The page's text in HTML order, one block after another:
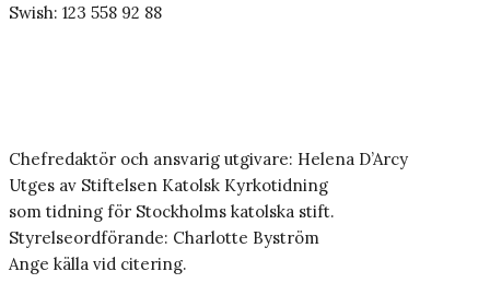
Swish: 123 558 92 88
Chefredaktör och ansvarig utgivare: Helena D’Arcy
Utges av Stiftelsen Katolsk Kyrkotidning
som tidning för Stockholms katolska stift.
Styrelseordförande: Charlotte Byström
Ange källa vid citering.